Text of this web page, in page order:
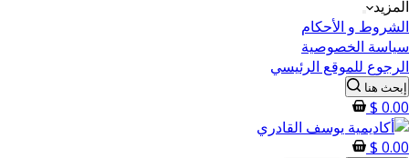
المزيد
الشروط و الأحكام
سياسة الخصوصية
الرجوع للموقع الرئيسي
إبحث هنا
0.00
$
0.00
$